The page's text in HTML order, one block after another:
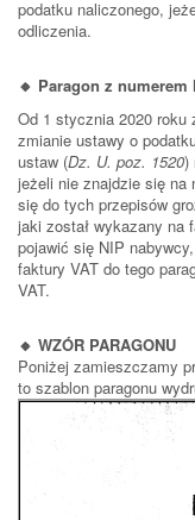
podatku naliczonego,
odliczenia.
🔸 Paragon z numerem
Od 1 stycznia 2020 roku
zmianie ustawy o
ustaw (Dz. U. poz. 1520)
jeżeli nie znajdzie się na
się do tych przepisów
jaki został wykazany na
pojawić się NIP
faktury VAT do tego
VAT.
🔸 WZÓR PARAGONU
Poniżej zamieszczamy
to szablon paragonu